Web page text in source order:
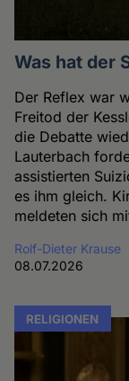
Was hat der
Der Reflex war
Freitod der
die Debatte
Lauterbach
assistierten
es ihm gleich.
meldeten sich
Rolf-Dieter Krause
08.07.2026
RELIGIONEN